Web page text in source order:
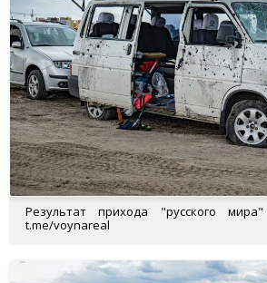
Результат прихода "русского
t.me/voynareal